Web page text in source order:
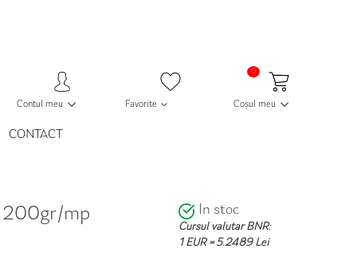
Contul meu Favorite Coșul meu
0
CONTACT
200gr/mp In stoc
Cursul valutar BNR:
1 EUR = 5.2489 Lei